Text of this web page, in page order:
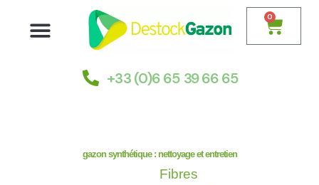
0
+33 (0)6 65 39 66 65
gazon synthétique : nettoyage et entretien
Fibres